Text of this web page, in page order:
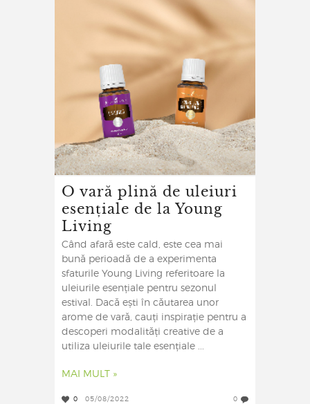
O vară plină de uleiuri
esențiale de la Young
Living
Când afară este cald, este cea mai
bună perioadă de a experimenta
sfaturile Young Living referitoare la
uleiurile esențiale pentru sezonul
estival. Dacă ești în căutarea unor
arome de vară, cauți inspirație pentru a
descoperi modalități creative de a
utiliza uleiurile tale esențiale ...
MAI MULT »
0 05/08/2022 0